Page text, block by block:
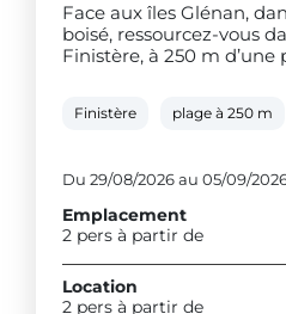
Face aux îles Glénan,
boisé, ressourcez-vous
Finistère, à 250 m
Finistère plage à 250 m
Du 29/08/2026 au 05/09/
Emplacement
2 pers à partir de
Location
2 pers à partir de